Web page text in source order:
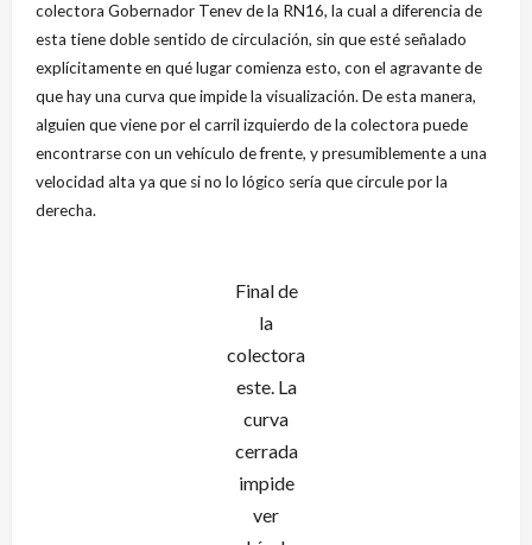
colectora Gobernador Tenev de la RN16, la cual a diferencia de
esta tiene doble sentido de circulación, sin que esté señalado
explícitamente en qué lugar comienza esto, con el agravante de
que hay una curva que impide la visualización. De esta manera,
alguien que viene por el carril izquierdo de la colectora puede
encontrarse con un vehículo de frente, y presumiblemente a una
velocidad alta ya que si no lo lógico sería que circule por la
derecha.
Final de
la
colectora
este. La
curva
cerrada
impide
ver